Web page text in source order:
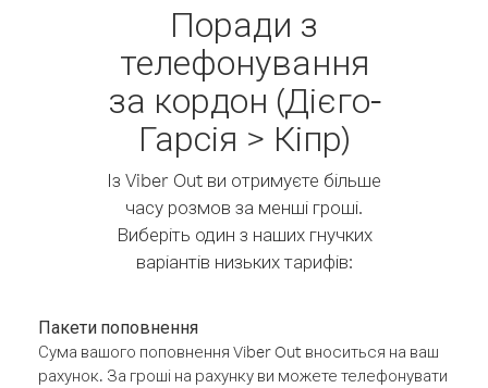
Поради з
телефонування
за кордон (Дієго-
Гарсія > Кіпр)
Із Viber Out ви отримуєте більше
часу розмов за менші гроші.
Виберіть один з наших гнучких
варіантів низьких тарифів:
Пакети поповнення
Сума вашого поповнення Viber Out вноситься на ваш
рахунок. За гроші на рахунку ви можете телефонувати